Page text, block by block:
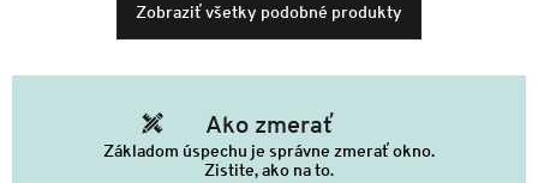
Zobraziť všetky podobné produkty
Ako zmerať
Základom úspechu je správne zmerať okno.
Zistite, ako na to.